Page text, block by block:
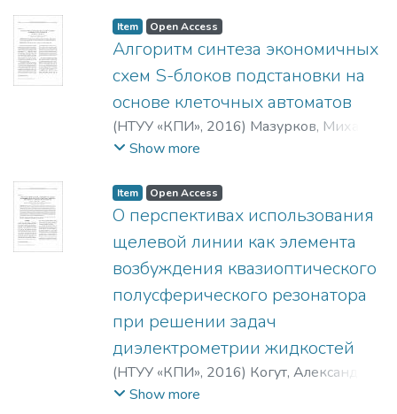
Item Open Access
Алгоритм синтеза экономичных
схем S-блоков подстановки на
основе клеточных автоматов
(НТУУ «КПИ», 2016) Мазурков, Михаил
Иванович;Соколов, Артем Викторович
Show more
Item Open Access
О перспективах использования
щелевой линии как элемента
возбуждения квазиоптического
полусферического резонатора
при решении задач
диэлектрометрии жидкостей
(НТУУ «КПИ», 2016) Когут, Александр
Евгеньевич;Носатюк, Сергей Олегович
Show more